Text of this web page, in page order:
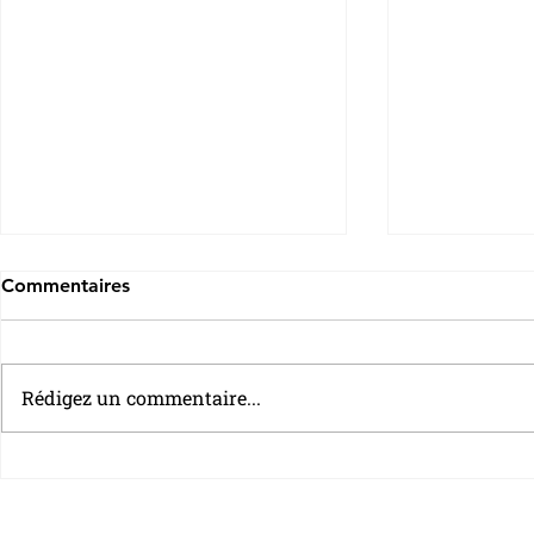
Commentaires
Rédigez un commentaire...